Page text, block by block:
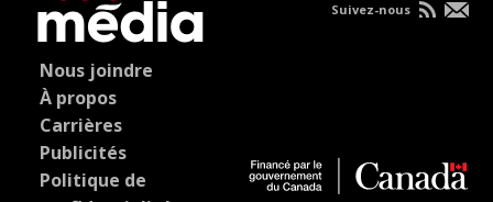
Nous joindre
À propos
Carrières
Publicités
Politique de
Suivez-nous